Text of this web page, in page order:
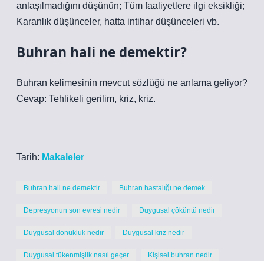
anlaşılmadığını düşünün; Tüm faaliyetlere ilgi eksikliği;
Karanlık düşünceler, hatta intihar düşünceleri vb.
Buhran hali ne demektir?
Buhran kelimesinin mevcut sözlüğü ne anlama geliyor?
Cevap: Tehlikeli gerilim, kriz, kriz.
Tarih: Makaleler
Buhran hali ne demektir Buhran hastalığı ne demek
Depresyonun son evresi nedir Duygusal çöküntü nedir
Duygusal donukluk nedir Duygusal kriz nedir
Duygusal tükenmişlik nasıl geçer Kişisel buhran nedir